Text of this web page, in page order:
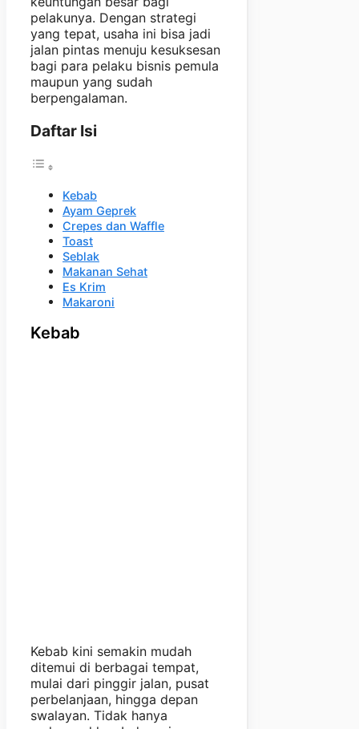
pelakunya. Dengan strategi
yang tepat, usaha ini bisa jadi
jalan pintas menuju kesuksesan
bagi para pelaku bisnis pemula
maupun yang sudah
berpengalaman.
Daftar Isi
Kebab
Ayam Geprek
Crepes dan Waffle
Toast
Seblak
Makanan Sehat
Es Krim
Makaroni
Kebab
Kebab kini semakin mudah
ditemui di berbagai tempat,
mulai dari pinggir jalan, pusat
perbelanjaan, hingga depan
swalayan. Tidak hanya